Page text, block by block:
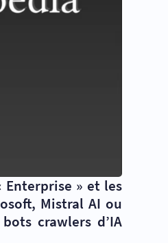
» et les
Mistral AI ou
crawlers d’IA